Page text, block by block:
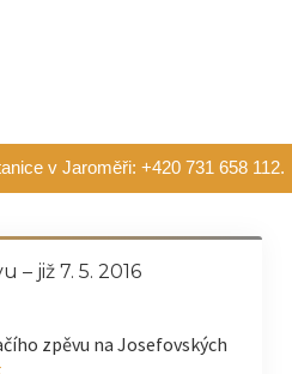
v Jaroměři: +420 731 658 112.
již 7. 5. 2016
zpěvu na Josefovských